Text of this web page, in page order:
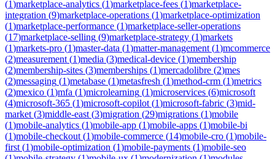
(1)marketplace-analytics (1)marketplace-fees (1)marketplace-
integration (9)marketplace-operations (1)marketplace-optimization
(1)marketplace-performance (1)marketplace-seller-operations
(17)marketplace-selling (9)marketplace-strategy (1)markets
(1)markets-pro (1)master-data (1)matter-management (1)mcommerce
(2)measurement (1)media (3)medical-device (1)membership
(2)membership-sites (3)memberships (1)mercadolibre (2)mes
(2)messaging (1)metabase (1)metasfresh (1)method-crm (1)metrics
(2)mexico (1)mfa (1)microlearning (1)microservices (6)microsoft
(4)microsoft-365 (1)microsoft-copilot (1)microsoft-fabric (3)mid-
market (3)middle-east (3)migration (29)migrations (1)mobile
(1)mobile-analytics (1)mobile-app (1)mobile-apps (1)mobile-bi
(1)mobile-checkout (1)mobile-commerce (14)mobile-cro (1)mobile-
first (1)mobile-optimization (1)mobile-payments (1)mobile-seo